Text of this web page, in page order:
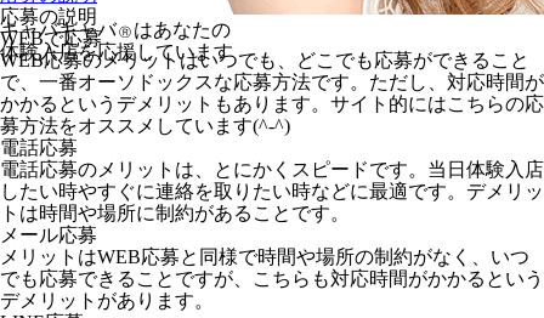
キャバキャバⓇ はあなたの
体験入店を応援しています
応募の説明
WEBで応募
WEB応募のメリットはいつでも、どこでも応募ができること
で、一番オーソドックスな応募方法です。ただし、対応時間が
かかるというデメリットもあります。サイト的にはこちらの応
募方法をオススメしています(^-^)
電話応募
電話応募のメリットは、とにかくスピードです。当日体験入店
したい時やすぐに連絡を取りたい時などに最適です。デメリッ
トは時間や場所に制約があることです。
メール応募
メリットはWEB応募と同様で時間や場所の制約がなく、いつ
でも応募できることですが、こちらも対応時間がかかるという
デメリットがあります。